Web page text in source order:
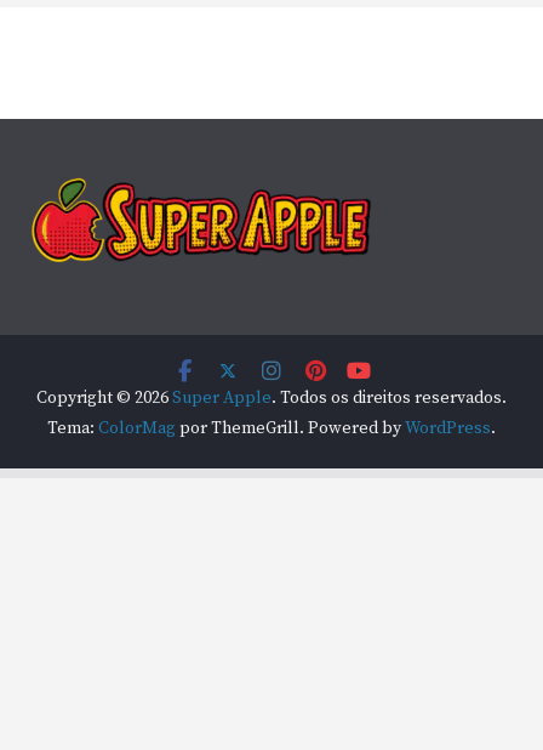
Copyright © 2026Super Apple. Todos os direitos reservados.
Tema: ColorMag por ThemeGrill. Powered byWordPress.